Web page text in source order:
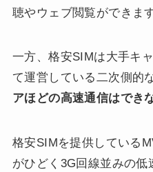
聴やウェブ閲覧ができま
一方、格安SIMは大手キ
て運営している二次側的
アほどの高速通信はでき
格安SIMを提供している
がひどく3G回線並みの低